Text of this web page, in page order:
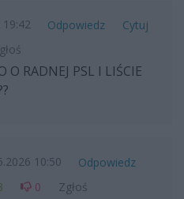
19:42 Odpowiedz
Cytuj
O RADNEJ PSL I LIŚCIE
10:50
Odpowiedz
0 Zgłoś